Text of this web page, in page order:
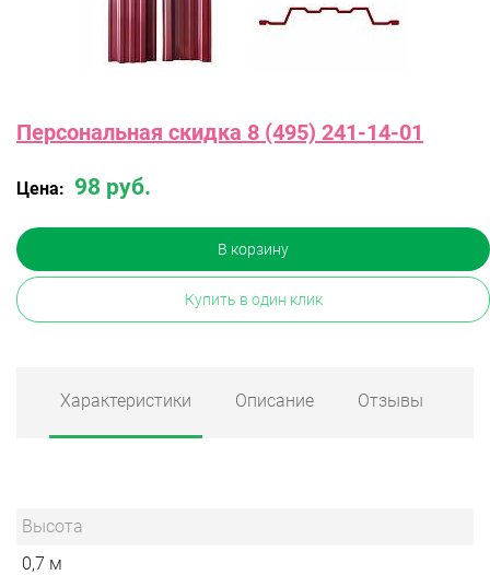
Персональная скидка 8 (495) 241-14-01
Цена: 98 руб.
В корзину
Купить в один клик
Характеристики Описание Отзывы
Высота
0,7 м